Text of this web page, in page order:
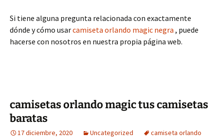
Si tiene alguna pregunta relacionada con exactamente
dónde y cómo usarcamiseta orlando magic negra , puede
hacerse con nosotros en nuestra propia página web.
camisetas orlando magic tus camisetas
baratas
17 diciembre, 2020 Uncategorized
camiseta orlando